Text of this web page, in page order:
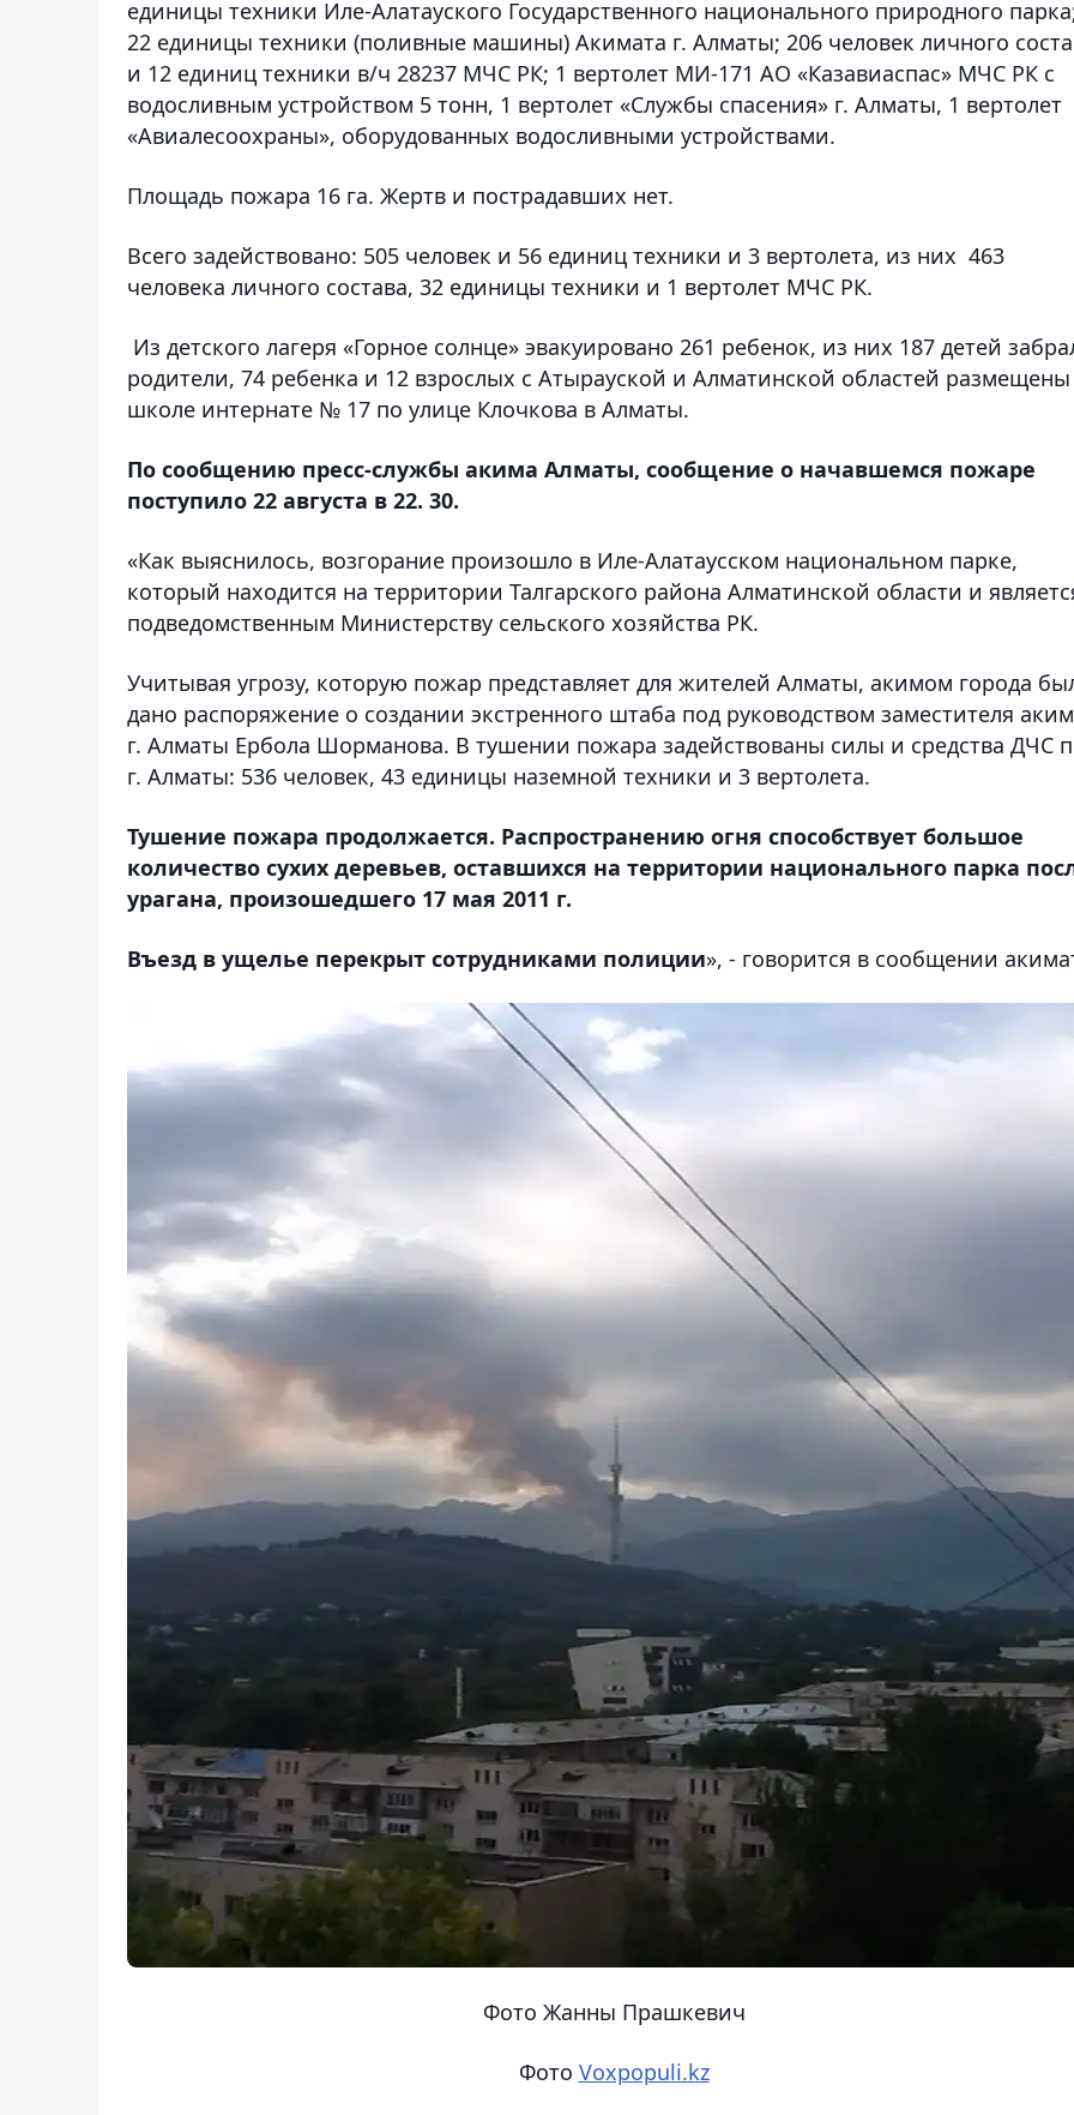
единицы техники Иле-Алатауского Государственного национального природного
22 единицы техники (поливные машины) Акимата г. Алматы; 206 человек личного
и 12 единиц техники в/ч 28237 МЧС РК; 1 вертолет МИ-171 АО «Казавиаспас» МЧС РК с
водосливным устройством 5 тонн, 1 вертолет «Службы спасения» г. Алматы, 1 вертолет
«Авиалесоохраны», оборудованных водосливными устройствами.
Площадь пожара 16 га. Жертв и пострадавших нет.
Всего задействовано: 505 человек и 56 единиц техники и 3 вертолета, из них 463
человека личного состава, 32 единицы техники и 1 вертолет МЧС РК.
Из детского лагеря «Горное солнце» эвакуировано 261 ребенок, из них 187 детей
родители, 74 ребенка и 12 взрослых с Атырауской и Алматинской областей
школе интернате № 17 по улице Клочкова в Алматы.
По сообщению пресс-службы акима Алматы, сообщение о начавшемся пожаре
поступило 22 августа в 22. 30.
«Как выяснилось, возгорание произошло в Иле-Алатаусском национальном парке,
который находится на территории Талгарского района Алматинской области и
подведомственным Министерству сельского хозяйства РК.
Учитывая угрозу, которую пожар представляет для жителей Алматы, акимом города
дано распоряжение о создании экстренного штаба под руководством заместителя
г. Алматы Ербола Шорманова. В тушении пожара задействованы силы и средства ДЧС
г. Алматы: 536 человек, 43 единицы наземной техники и 3 вертолета.
Тушение пожара продолжается. Распространению огня способствует большое
количество сухих деревьев, оставшихся на территории национального парка
урагана, произошедшего 17 мая 2011 г.
Въезд в ущелье перекрыт сотрудниками полиции», - говорится в сообщении
Фото Жанны Прашкевич
Фото Voxpopuli.kz